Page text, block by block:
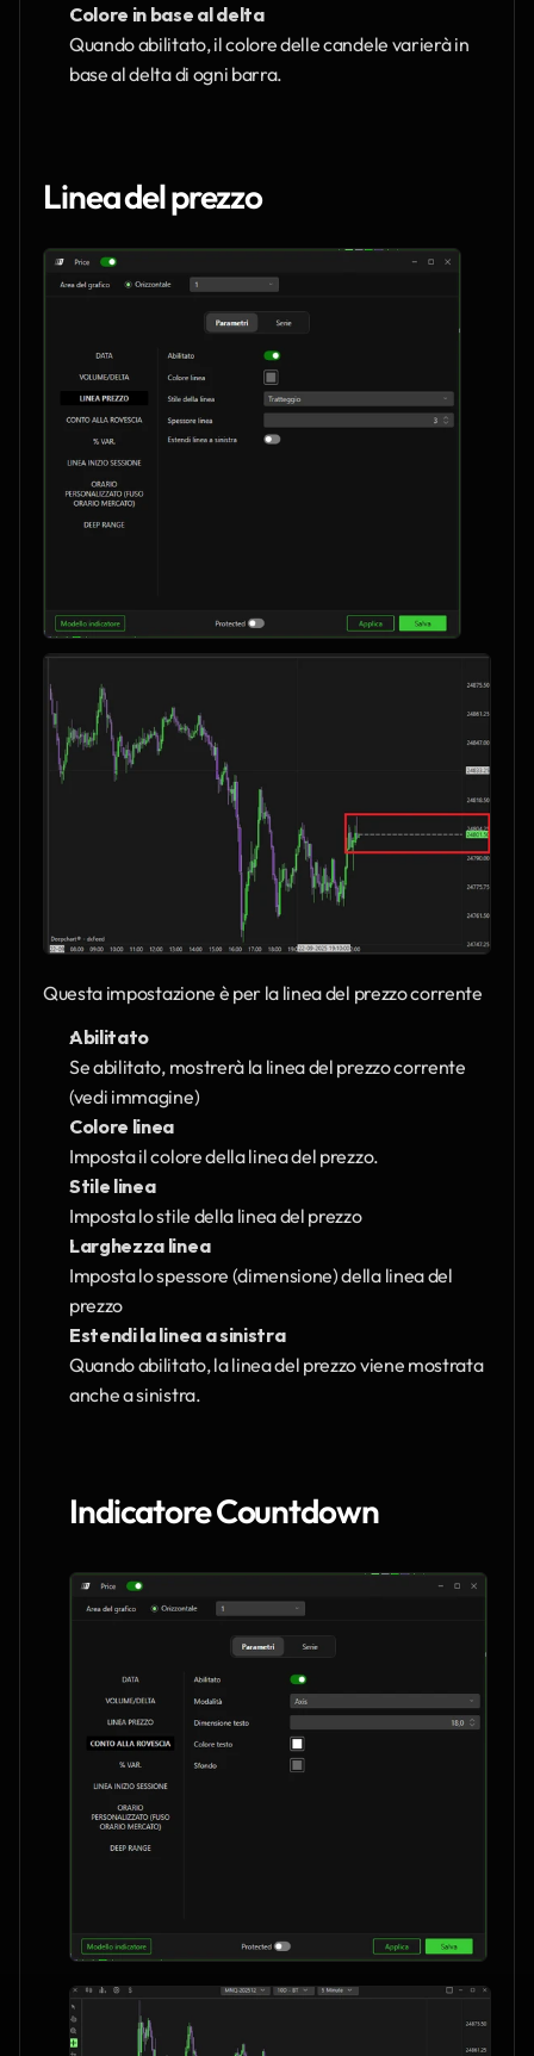
Colore in base al delta
Quando abilitato, il colore delle candele varierà in
base al delta di ogni barra.
Linea del prezzo
Questa impostazione è per la linea del prezzo corrente
Abilitato
Se abilitato, mostrerà la linea del prezzo corrente
(vedi immagine)
Colore linea
Imposta il colore della linea del prezzo.
Stile linea
Imposta lo stile della linea del prezzo
Larghezza linea
Imposta lo spessore (dimensione) della linea del
prezzo
Estendi la linea a sinistra
Quando abilitato, la linea del prezzo viene mostrata
anche a sinistra.
Indicatore Countdown